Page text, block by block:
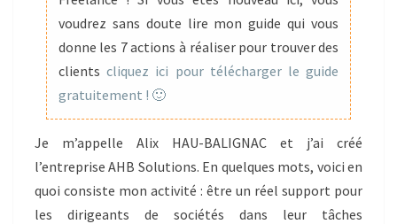
LES
PROSPECTS
SANS
voudrez sans doute lire mon guide qui vous
donne les 7 actions à réaliser pour trouver des
clients cliquez ici pour télécharger le guide
gratuitement ! 🙂
Je m’appelle Alix HAU-BALIGNAC et j’ai créé
l’entreprise AHB Solutions. En quelques mots, voici en
quoi consiste mon activité : être un réel support pour
les dirigeants de sociétés dans leur tâches